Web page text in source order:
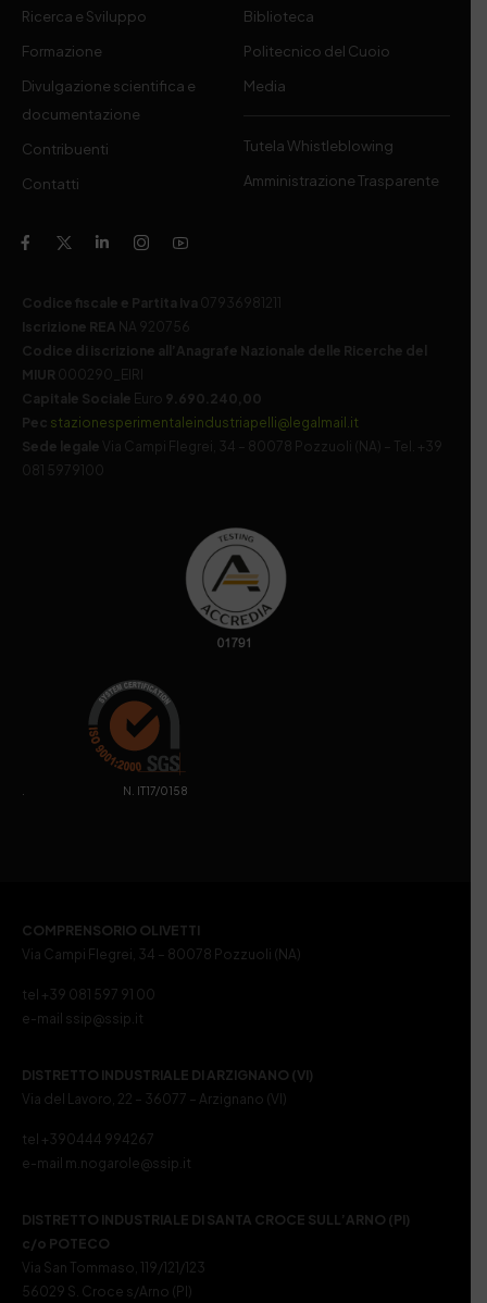
Ricerca e Sviluppo
Formazione
Divulgazione scientifica e
documentazione
Contribuenti
Contatti
Biblioteca
Politecnico del Cuoio
Media
Tutela Whistleblowing
Amministrazione Trasparente
Codice fiscale e Partita Iva 07936981211
Iscrizione REA NA 920756
Codice di iscrizione all’Anagrafe Nazionale delle Ricerche del
MIUR 000290_EIRI
Capitale Sociale Euro 9.690.240,00
Pec stazionesperimentaleindustriapelli@legalmail.it
Sede legale
Via Campi Flegrei, 34 – 80078 Pozzuoli (NA) – Tel. +39
081 5979100
. N. IT17/0158
COMPRENSORIO OLIVETTI
Via Campi Flegrei, 34 – 80078 Pozzuoli (NA)
tel +39 081 597 91 00
e-mail ssip@ssip.it
DISTRETTO INDUSTRIALE DI ARZIGNANO (VI)
Via del Lavoro, 22 – 36077 – Arzignano (VI)
tel +390444 994267
e-mail m.nogarole@ssip.it
DISTRETTO INDUSTRIALE DI SANTA CROCE SULL’ARNO (PI)
c/o POTECO
Via San Tommaso, 119/121/123
56029 S. Croce s/Arno (PI)